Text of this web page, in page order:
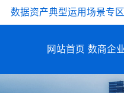
数据资产典型运用场景专区
网站首页 数商企